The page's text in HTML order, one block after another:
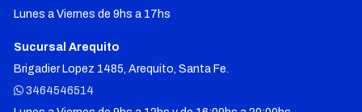
Lunes a Viernes de 9hs a 17hs
Sucursal Arequito
Brigadier Lopez 1485, Arequito, Santa Fe.
3464546514